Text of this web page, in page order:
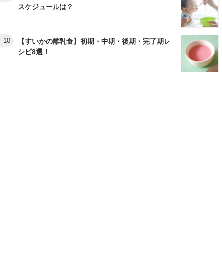
スケジュールは？
10
【すいかの離乳食】初期・中期・後期・完了期レ
シピ8選！